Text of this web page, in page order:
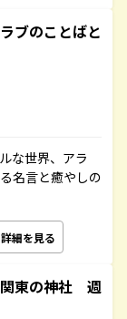
ブのことばと
な世界、アラ
名言と癒やしの
詳細を見る
東の神社 週